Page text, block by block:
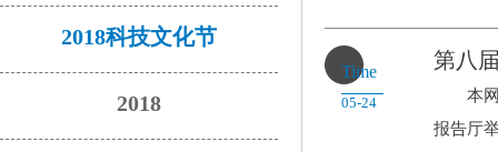
2018科技文化节
2018
Time
05-24
第八
本网
报告厅